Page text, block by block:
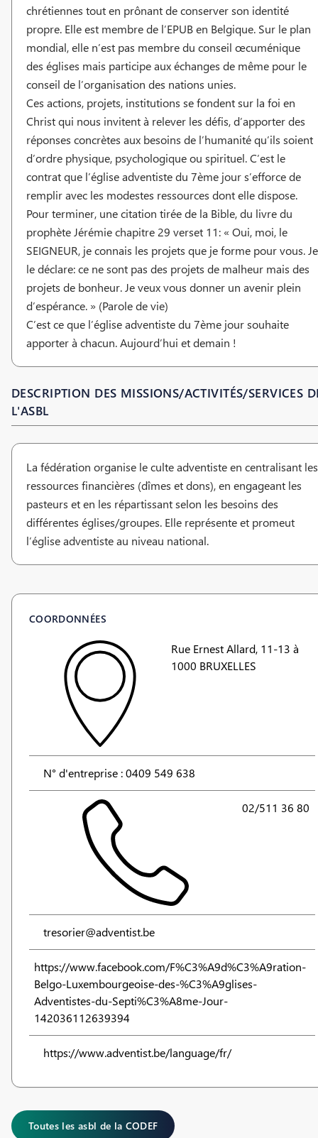
chrétiennes tout en prônant de conserver son identité
propre. Elle est membre de l’EPUB en Belgique. Sur le plan
mondial, elle n’est pas membre du conseil œcuménique
des églises mais participe aux échanges de même pour le
conseil de l’organisation des nations unies.
Ces actions, projets, institutions se fondent sur la foi en
Christ qui nous invitent à relever les défis, d’apporter des
réponses concrètes aux besoins de l’humanité qu’ils soient
d’ordre physique, psychologique ou spirituel. C’est le
contrat que l’église adventiste du 7ème jour s’efforce de
remplir avec les modestes ressources dont elle dispose.
Pour terminer, une citation tirée de la Bible, du livre du
prophète Jérémie chapitre 29 verset 11: « Oui, moi, le
SEIGNEUR, je connais les projets que je forme pour vous. Je
le déclare: ce ne sont pas des projets de malheur mais des
projets de bonheur. Je veux vous donner un avenir plein
d’espérance. » (Parole de vie)
C’est ce que l’église adventiste du 7ème jour souhaite
apporter à chacun. Aujourd’hui et demain !
DESCRIPTION DES MISSIONS/ACTIVITÉS/SERVICES
L'ASBL
La fédération organise le culte adventiste en centralisant les
ressources financières (dîmes et dons), en engageant les
pasteurs et en les répartissant selon les besoins des
différentes églises/groupes. Elle représente et promeut
l’église adventiste au niveau national.
COORDONNÉES
Rue Ernest Allard, 11-13 à
1000 BRUXELLES
N° d'entreprise : 0409 549 638
02/511 36 80
tresorier@adventist.be
https://www.facebook.com/F%C3%A9d%C3%A9ration-
Belgo-Luxembourgeoise-des-%C3%A9glises-
Adventistes-du-Septi%C3%A8me-Jour-
142036112639394
https://www.adventist.be/language/fr/
Toutes les asbl de la CODEF